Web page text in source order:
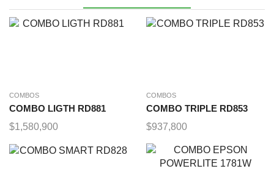
COMBOS
COMBO LIGTH RD881
$1,580,900
COMBOS
COMBO TRIPLE RD853
$937,800